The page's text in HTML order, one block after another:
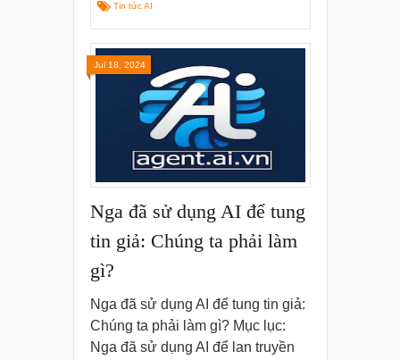
Tin tức AI
Nga đã sử dụng AI để tung
tin giả: Chúng ta phải làm
gì?
Nga đã sử dụng AI để tung tin giả:
Chúng ta phải làm gì? Mục lục:
Nga đã sử dụng AI để lan truyền
Jul 18, 2024